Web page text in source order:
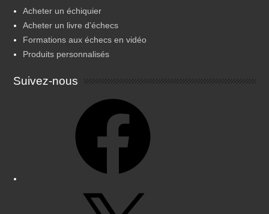
Acheter un échiquier
Acheter un livre d’échecs
Formations aux échecs en vidéo
Produits personnalisés
Suivez-nous